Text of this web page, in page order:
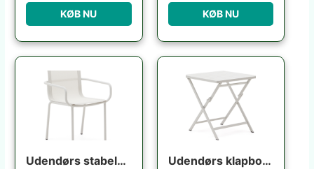
KØB NU KØB NU
Udendørs stabelbar stol Kave Home Galdana ecru aluminium/texteline UV-resistent niveau 5 Udendørs klapbord Kave Home Torreta foldbart hvid aluminium 70×70 cm terrassebord til 4 personer